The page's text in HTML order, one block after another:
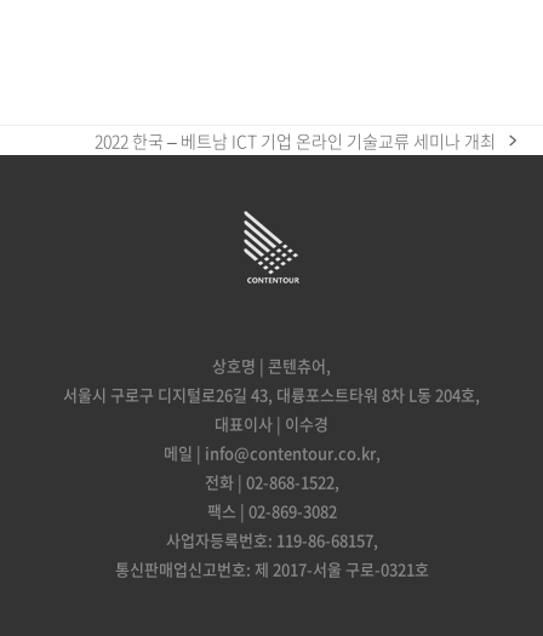
상호명 | 콘텐츄어,
서울시 구로구 디지털로26길 43, 대륭포스트타워 8차 L동 204호,
대표이사 | 이수경
메일 | info@contentour.co.kr,
전화 | 02-868-1522,
팩스 | 02-869-3082
사업자등록번호: 119-86-68157,